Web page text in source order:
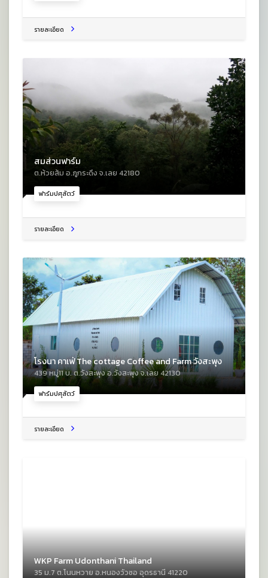
รายละเอียด
ฟาร์มปศุสัตว์
สมส่วนฟาร์ม
ต.ห้วยส้ม อ.ภูกระดึง จ.เลย 42180
รายละเอียด
ฟาร์มปศุสัตว์
โรงนา คาเฟ่ The cottage Coffee and Farm วังสะพุง
439 หมู่11 บ. ต.วังสะพุง อ.วังสะพุง จ.เลย 42130
รายละเอียด
WKP Farm Udonthani Thailand
35 ม.7 ต.โนนหวาย อ.หนองวัวซอ อุดรธานี 41220